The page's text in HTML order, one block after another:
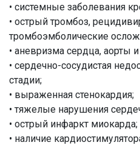
• системные заболевания
• острый тромбоз,
тромбоэмболические
• аневризма сердца, аорты
• сердечно-сосудистая
стадии;
• выраженная стенокардия;
• тяжелые нарушения
• острый инфаркт миокарда;
• наличие